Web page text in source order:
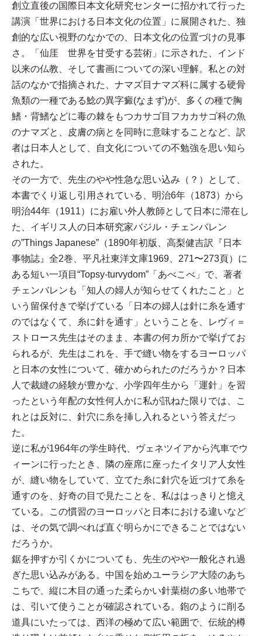
創立直後の国際日本文化研究センターに招かれて行った
講演「世界における日本文化の位置」に展開された、独
創的な広い視野のなかでの、日本文化の位置づけの見事
さ。「仙厓 世界を甘受する芸術」に示された、インド
以来の仏教、そして書画についての深い理解。私との対
話のなかで指摘された、ナマズ目ナマズ科に属する硬骨
魚類の一種である鯰の異字癜(なまず)が、多くの種で胸
鰭・背鰭などに毒の棘をもつカサゴ目フカカサゴ科の魚
のナマズと、皮膚の病とを同時に意味することなど、訳
者は日本人として、自文化についての不勉強を思い知ら
された。
その一方で、先生のやや性急な思い込み（？）として、
本書でくり返し引用されている、明治6年（1873）から
明治44年（1911）にお雇い外人教師として日本に滞在し
た、イギリス人の日本研究家バジル・チェンバレン
の”Things Japanese”（1890年初版、高梨健吉訳『日本
事物誌』全2巻、平凡社東洋文庫1969、271〜273頁）に
ある短い一項目“Topsy-turvydom”「あべこべ」で、著者
チェンバレンも「知人の婦人が知らせてくれたこと」と
いう留保付きで挙げている「日本の婦人は針に糸を通す
のではなくて、糸に針を通す」ということを、レヴィ＝
ストロース先生はそのまま、本書の何カ所かで挙げてお
られるが、先生はこれを、手で縫い物をするヨーロッパ
と日本の女性について、確かめられたのだろうか？日本
人で裁縫の経験が豊かな、小学四年生から「運針」を習
ったという年配の女性何人かに私が訊ねた限りでは、こ
れとは反対に、針穴に糸を挿し入れるという答えだっ
た。
逆に私が1964年の学生時代、ヴェネツイアから汽車でウ
ィーンに行ったとき、隣の座席に座ったイタリア人女性
が、縫い物をしていて、立てた糸に針穴を近づけて糸を
通すのを、好奇の目で見たことを、私ははっきりと憶え
ている。この慣習のヨーロッパと日本における違いなど
は、その気で調べれば直ぐ明らかにできることではない
だろうか。
鋸を押すか引くかについても、先生のやや一般化され過
ぎた思い込みがある。中国を始めユーラシア大陸のあち
こちで、縦に木目の通った柔らかい針葉樹の多い地帯で
は、引いて使うことが確認されている。鉋のように削る
道具にいたっては、西洋の極めて広い範囲で、伝統的樽